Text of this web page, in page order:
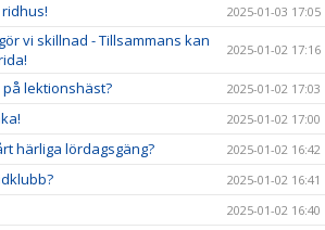
2025-01-03 17:05
vi skillnad - Tillsammans kan
2025-01-02 17:16
lektionshäst? 2025-01-02 17:03
2025-01-02 17:00
härliga lördagsgäng? 2025-01-02 16:42
2025-01-02 16:41
2025-01-02 16:40